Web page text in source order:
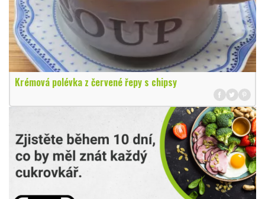
Krémová polévka z červené řepy s chipsy